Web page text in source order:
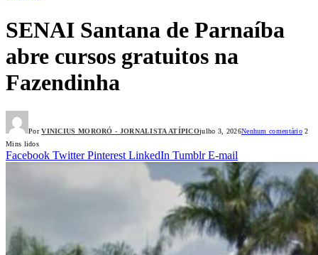
SENAI Santana de Parnaíba
abre cursos gratuitos na
Fazendinha
Por VINICIUS MORORÓ - JORNALISTA ATÍPICOjulho 3, 2026Nenhum comentário 2
Mins lidos
Facebook Twitter Pinterest LinkedIn Tumblr E-mail